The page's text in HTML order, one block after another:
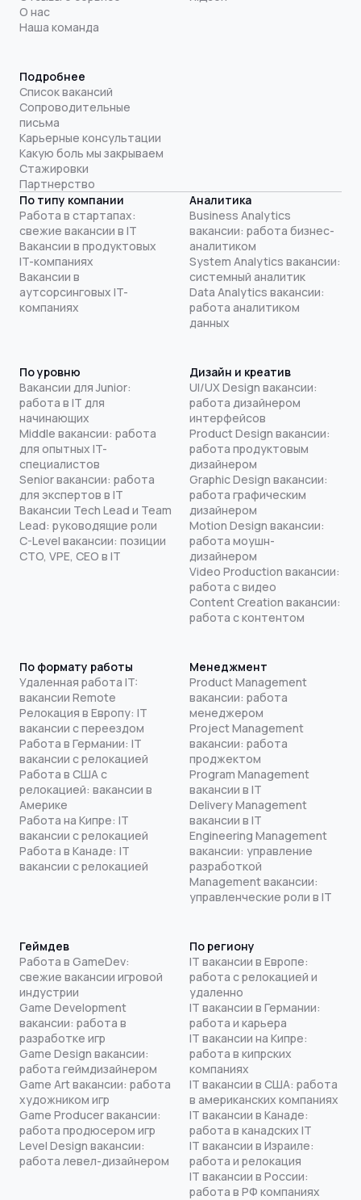
О нас
Наша команда
Подробнее
Список вакансий
Сопроводительные
письма
Карьерные консультации
Какую боль мы закрываем
Стажировки
Партнерство
По типу компании
Работа в стартапах:
свежие вакансии в IT
Вакансии в продуктовых
IT-компаниях
Вакансии в
аутсорсинговых IT-
компаниях
Аналитика
Business Analytics
вакансии: работа бизнес-
аналитиком
System Analytics вакансии:
системный аналитик
Data Analytics вакансии:
работа аналитиком
данных
По уровню
Вакансии для Junior:
работа в IT для
начинающих
Middle вакансии: работа
для опытных IT-
специалистов
Senior вакансии: работа
для экспертов в IT
Вакансии Tech Lead и Team
Lead: руководящие роли
C-Level вакансии: позиции
CTO, VPE, CEO в IT
Дизайн и креатив
UI/UX Design вакансии:
работа дизайнером
интерфейсов
Product Design вакансии:
работа продуктовым
дизайнером
Graphic Design вакансии:
работа графическим
дизайнером
Motion Design вакансии:
работа моушн-
дизайнером
Video Production вакансии:
работа с видео
Content Creation вакансии:
работа с контентом
По формату работы
Удаленная работа IT:
вакансии Remote
Релокация в Европу: IT
вакансии с переездом
Работа в Германии: IT
вакансии с релокацией
Работа в США с
релокацией: вакансии в
Америке
Работа на Кипре: IT
вакансии с релокацией
Работа в Канаде: IT
вакансии с релокацией
Менеджмент
Product Management
вакансии: работа
менеджером
Project Management
вакансии: работа
проджектом
Program Management
вакансии в IT
Delivery Management
вакансии в IT
Engineering Management
вакансии: управление
разработкой
Management вакансии:
управленческие роли в IT
Геймдев
Работа в GameDev:
свежие вакансии игровой
индустрии
Game Development
вакансии: работа в
разработке игр
Game Design вакансии:
работа геймдизайнером
Game Art вакансии: работа
художником игр
Game Producer вакансии:
работа продюсером игр
Level Design вакансии:
работа левел-дизайнером
По региону
IT вакансии в Европе:
работа с релокацией и
удаленно
IT вакансии в Германии:
работа и карьера
IT вакансии на Кипре:
работа в кипрских
компаниях
IT вакансии в США: работа
в американских компаниях
IT вакансии в Канаде:
работа в канадских IT
IT вакансии в Израиле:
работа и релокация
IT вакансии в России:
работа в РФ компаниях